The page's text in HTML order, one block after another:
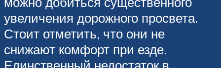
увеличения дорожного просвета.
Стоит отметить, что они не
снижают комфорт при езде.